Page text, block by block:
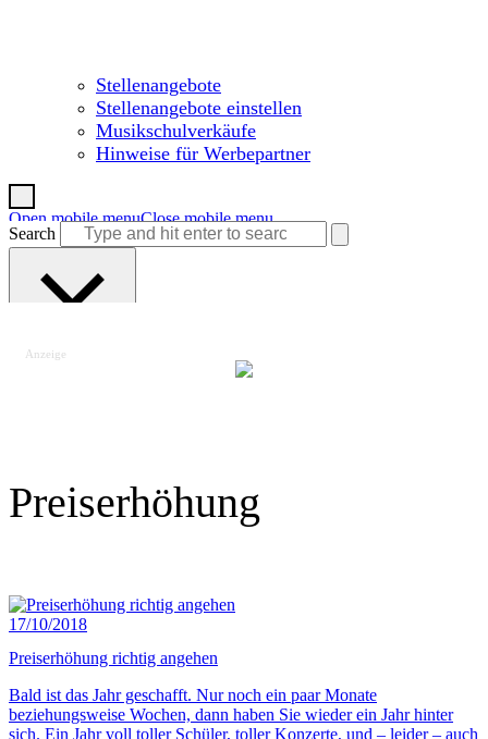
Stellenangebote
Stellenangebote einstellen
Musikschulverkäufe
Hinweise für Werbepartner
Open mobile menuClose mobile menu
Warenkorb
Search
Anzeige
Preiserhöhung
17/10/2018
Preiserhöhung richtig angehen
Bald ist das Jahr geschafft. Nur noch ein paar Monate
beziehungsweise Wochen, dann haben Sie wieder ein Jahr hinter
sich. Ein Jahr voll toller Schüler, toller Konzerte, und – leider – auch